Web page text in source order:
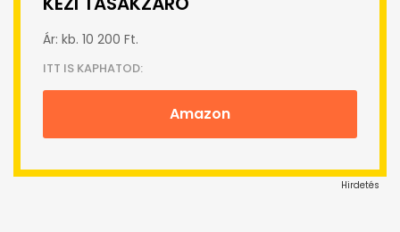
Ár: kb. 10 200 Ft.
ITT IS KAPHATOD:
Amazon
Hirdetés